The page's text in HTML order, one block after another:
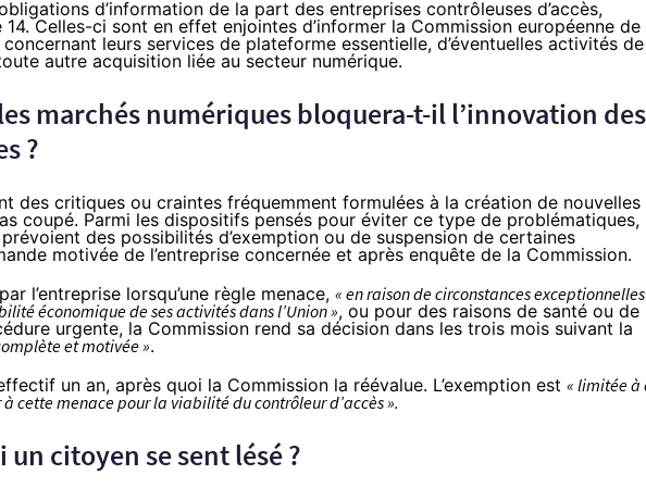
d’information de la part des entreprises contrôleuses d’accès,
Celles-ci sont en effet enjointes d’informer la Commission européenne de
leurs services de plateforme essentielle, d’éventuelles activités de
autre acquisition liée au secteur numérique.
marchés numériques bloquera-t-il l’innovation des
?
des critiques ou craintes fréquemment formulées à la création de nouvelles
coupé. Parmi les dispositifs pensés pour éviter ce type de problématiques,
des possibilités d’exemption ou de suspension de certaines
motivée de l’entreprise concernée et après enquête de la Commission.
l’entreprise lorsqu’une règle menace, « en raison de circonstances exceptionnelles
économique de ses activités dans l’Union », ou pour des raisons de santé ou de
urgente, la Commission rend sa décision dans les trois mois suivant la
et motivée ».
un an, après quoi la Commission la réévalue. L’exemption est « limitée à
cette menace pour la viabilité du contrôleur d’accès ».
un citoyen se sent lésé ?